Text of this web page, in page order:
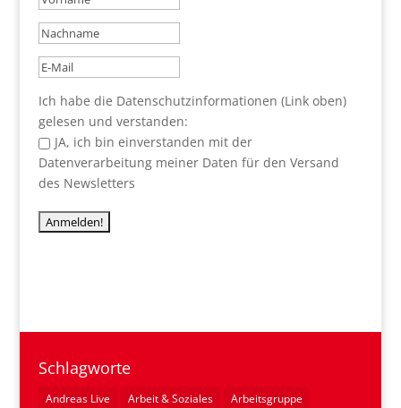
Ich habe die Datenschutzinformationen (Link oben)
gelesen und verstanden:
JA, ich bin einverstanden mit der
Datenverarbeitung meiner Daten für den Versand
des Newsletters
Schlagworte
Andreas Live Arbeit & Soziales
Arbeitsgruppe